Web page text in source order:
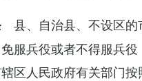
县、自治县、不设区的
服兵役或者不得服兵
区人民政府有关部门